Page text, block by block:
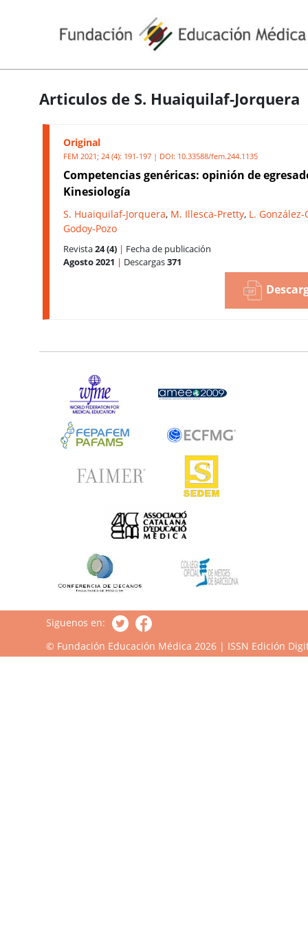
Articulos de S. Huaiquilaf-Jorquera
Original
FEM 2021; 24 (4): 191-197 | DOI: 10.33588/fem.244.1135
Competencias genéricas: opinión de
Kinesiología
S. Huaiquilaf-Jorquera, M. Illesca-Pretty, L.
Godoy-Pozo
Revista24 (4) | Fecha de publicación
Agosto 2021 | Descargas371
Siguenos en:
© Fundación Educación Médica 2026 | ISSN Edición